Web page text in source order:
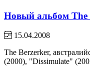
Новый альбом The
15.04.2008
The Berzerker,
(2000), "Dissimulate"